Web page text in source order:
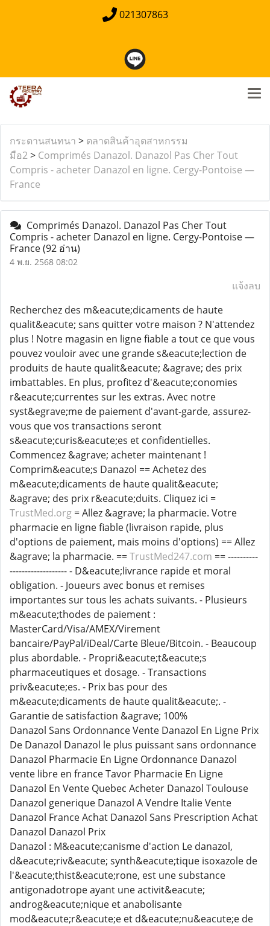
021307863
กระดานสนทนา > ตลาดสินค้าอุตสาหกรรม
มือ2> Comprimés Danazol. Danazol Pas Cher Tout
Compris - acheter Danazol en ligne. Cergy-Pontoise —
France
Comprimés Danazol. Danazol Pas Cher Tout
Compris - acheter Danazol en ligne. Cergy-Pontoise —
France(92 อ่าน)
4 พ.ย. 2568 08:02
แจ้งลบ
Recherchez des m&eacute;dicaments de haute
qualit&eacute; sans quitter votre maison ? N'attendez
plus ! Notre magasin en ligne fiable a tout ce que vous
pouvez vouloir avec une grande s&eacute;lection de
produits de haute qualit&eacute; &agrave; des prix
imbattables. En plus, profitez d'&eacute;conomies
r&eacute;currentes sur les extras. Avec notre
syst&egrave;me de paiement d'avant-garde, assurez-
vous que vos transactions seront
s&eacute;curis&eacute;es et confidentielles.
Commencez &agrave; acheter maintenant !
Comprim&eacute;s Danazol == Achetez des
m&eacute;dicaments de haute qualit&eacute;
&agrave; des prix r&eacute;duits. Cliquez ici =
TrustMed.org = Allez &agrave; la pharmacie. Votre
pharmacie en ligne fiable (livraison rapide, plus
d'options de paiement, mais moins d'options) == Allez
&agrave; la pharmacie. ==TrustMed247.com == ----------
------------------- - D&eacute;livrance rapide et moral
obligation. - Joueurs avec bonus et remises
importantes sur tous les achats suivants. - Plusieurs
m&eacute;thodes de paiement :
MasterCard/Visa/AMEX/Virement
bancaire/PayPal/iDeal/Carte Bleue/Bitcoin. - Beaucoup
plus abordable. - Propri&eacute;t&eacute;s
pharmaceutiques et dosage. - Transactions
priv&eacute;es. - Prix bas pour des
m&eacute;dicaments de haute qualit&eacute;. -
Garantie de satisfaction &agrave; 100%
Danazol Sans Ordonnance Vente Danazol En Ligne Prix
De Danazol Danazol le plus puissant sans ordonnance
Danazol Pharmacie En Ligne Ordonnance Danazol
vente libre en france Tavor Pharmacie En Ligne
Danazol En Vente Quebec Acheter Danazol Toulouse
Danazol generique Danazol A Vendre Italie Vente
Danazol France Achat Danazol Sans Prescription Achat
Danazol Danazol Prix
Danazol : M&eacute;canisme d'action Le danazol,
d&eacute;riv&eacute; synth&eacute;tique isoxazole de
l'&eacute;thist&eacute;rone, est une substance
antigonadotrope ayant une activit&eacute;
androg&eacute;nique et anabolisante
mod&eacute;r&eacute;e et d&eacute;nu&eacute;e de